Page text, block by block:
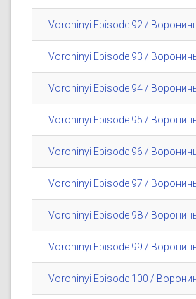
Voroninyi Episode 92 /
Voroninyi Episode 93 /
Voroninyi Episode 94 /
Voroninyi Episode 95 /
Voroninyi Episode 96 /
Voroninyi Episode 97 /
Voroninyi Episode 98 /
Voroninyi Episode 99 /
Voroninyi Episode 100 /